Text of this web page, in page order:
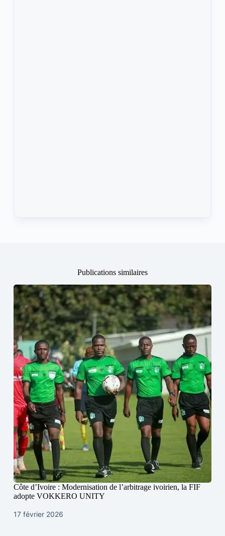
Publications similaires
Côte d’Ivoire : Modernisation de l’arbitrage ivoirien, la FIF
adopte VOKKERO UNITY
17 février 2026